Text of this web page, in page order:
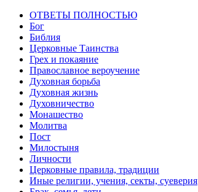
ОТВЕТЫ ПОЛНОСТЬЮ
Бог
Библия
Церковные Таинства
Грех и покаяние
Православное вероучение
Духовная борьба
Духовная жизнь
Духовничество
Монашество
Молитва
Пост
Милостыня
Личности
Церковные правила, традиции
Иные религии, учения, секты, суеверия